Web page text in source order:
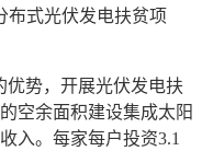
布式光伏发电扶贫项
势，开展光伏发电扶
空余面积建设集成太阳
入。每家每户投资3.1